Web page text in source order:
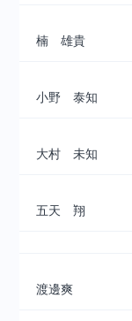
楠 雄貴
小野 泰知
大村 未知
五天 翔
渡邊爽